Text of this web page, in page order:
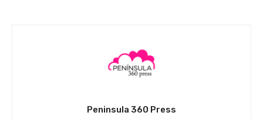
Peninsula 360 Press